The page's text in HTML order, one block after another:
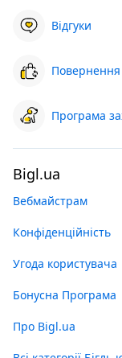
Відгуки
Повернення
Програма
Bigl.ua
Вебмайстрам
Конфіденційність
Угода користувача
Бонусна Програма
Про Bigl.ua